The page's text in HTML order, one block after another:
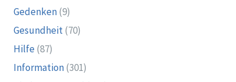
Gedenken(9)
Gesundheit(70)
Hilfe (87)
Information(301)